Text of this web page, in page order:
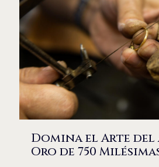
Domina el Arte del
Oro de 750